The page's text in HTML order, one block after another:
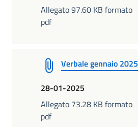
Allegato 97.60 KB formato
pdf
Verbale gennaio 2025
28-01-2025
Allegato 73.28 KB formato
pdf